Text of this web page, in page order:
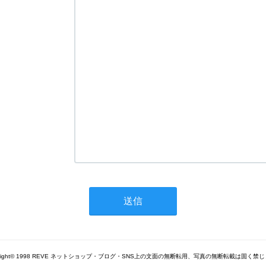
1998 REVE ネットショップ・ブログ・SNS上の文面の無断転用、写真の無断転載は固く禁じ